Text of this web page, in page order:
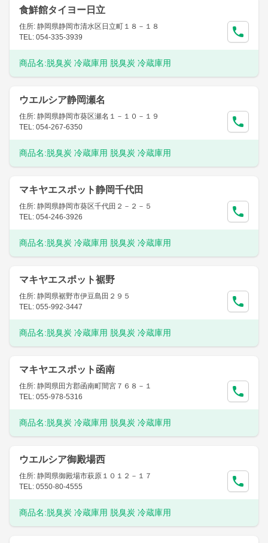
食鮮館タイヨー日立
住所: 静岡県静岡市清水区日立町１８－１８
TEL: 054-335-3939
商品名:脱臭炭 冷蔵庫用 脱臭炭 冷蔵庫用
ウエルシア静岡瀬名
住所: 静岡県静岡市葵区瀬名１－１０－１９
TEL: 054-267-6350
商品名:脱臭炭 冷蔵庫用 脱臭炭 冷蔵庫用
マキヤエスポット静岡千代田
住所: 静岡県静岡市葵区千代田２－２－５
TEL: 054-246-3926
商品名:脱臭炭 冷蔵庫用 脱臭炭 冷蔵庫用
マキヤエスポット裾野
住所: 静岡県裾野市伊豆島田２９５
TEL: 055-992-3447
商品名:脱臭炭 冷蔵庫用 脱臭炭 冷蔵庫用
マキヤエスポット函南
住所: 静岡県田方郡函南町間宮７６８－１
TEL: 055-978-5316
商品名:脱臭炭 冷蔵庫用 脱臭炭 冷蔵庫用
ウエルシア御殿場西
住所: 静岡県御殿場市萩原１０１２－１７
TEL: 0550-80-4555
商品名:脱臭炭 冷蔵庫用 脱臭炭 冷蔵庫用